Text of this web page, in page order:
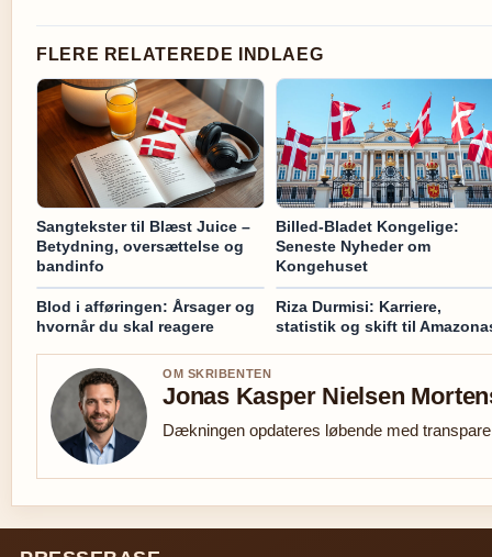
FLERE RELATEREDE INDLAEG
Sangtekster til Blæst Juice –
Betydning, oversættelse og
bandinfo
Billed-Bladet Kongelige:
Seneste Nyheder om
Kongehuset
Blod i afføringen: Årsager og
hvornår du skal reagere
Riza Durmisi: Karriere,
statistik og skift til
OM SKRIBENTEN
Jonas Kasper Nielsen
Dækningen opdateres løbende med